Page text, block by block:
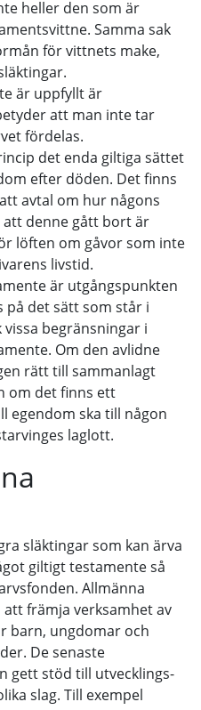
heller den som är
Samma sak
för vittnets make,
är uppfyllt är
att man inte tar
fördelas.
det enda giltiga sättet
efter döden. Det finns
avtal om hur någons
att denne gått bort är
löften om gåvor som inte
livstid.
är utgångspunkten
på det sätt som står i
begränsningar i
Om den avlidne
rätt till sammanlagt
om det finns ett
egendom ska till någon
laglott.
släktingar som kan ärva
giltigt testamente så
Allmänna
främja verksamhet av
barn, ungdomar och
De senaste
gett stöd till utvecklings-
slag. Till exempel